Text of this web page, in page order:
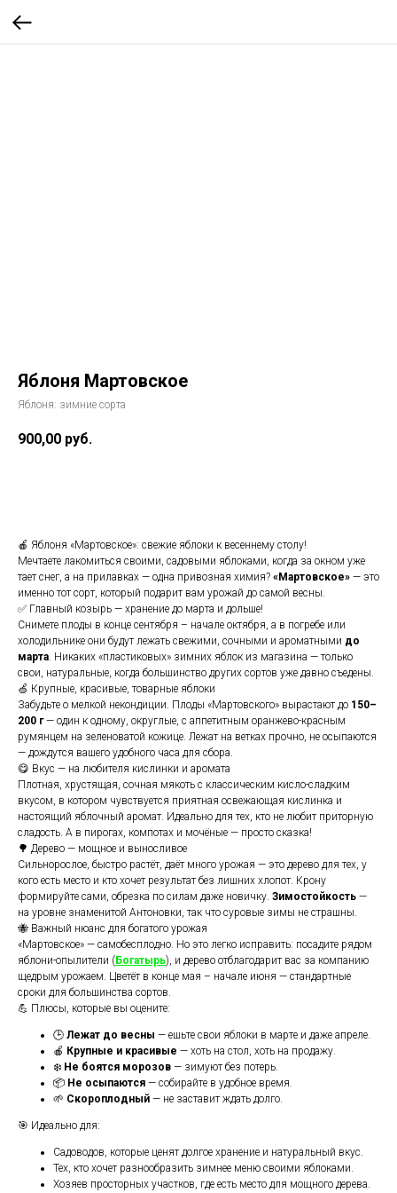
Яблоня Мартовское
Яблоня: зимние сорта
900,00 руб.
🍎 Яблоня «Мартовское»: свежие яблоки к весеннему столу!
Мечтаете лакомиться своими, садовыми яблоками, когда за окном уже
тает снег, а на прилавках — одна привозная химия? «Мартовское» — это
именно тот сорт, который подарит вам урожай до самой весны.
✅ Главный козырь — хранение до марта и дольше!
Снимете плоды в конце сентября – начале октября, а в погребе или
холодильнике они будут лежать свежими, сочными и ароматными до
марта. Никаких «пластиковых» зимних яблок из магазина — только
свои, натуральные, когда большинство других сортов уже давно съедены.
🍏 Крупные, красивые, товарные яблоки
Забудьте о мелкой некондиции. Плоды «Мартовского» вырастают до 150–
200 г— один к одному, округлые, с аппетитным оранжево-красным
румянцем на зеленоватой кожице. Лежат на ветках прочно, не осыпаются
— дождутся вашего удобного часа для сбора.
😋 Вкус — на любителя кислинки и аромата
Плотная, хрустящая, сочная мякоть с классическим кисло-сладким
вкусом, в котором чувствуется приятная освежающая кислинка и
настоящий яблочный аромат. Идеально для тех, кто не любит приторную
сладость. А в пирогах, компотах и мочёные — просто сказка!
🌳 Дерево — мощное и выносливое
Сильнорослое, быстро растёт, даёт много урожая — это дерево для тех, у
кого есть место и кто хочет результат без лишних хлопот. Крону
формируйте сами, обрезка по силам даже новичку. Зимостойкость —
на уровне знаменитой Антоновки, так что суровые зимы не страшны.
🐝 Важный нюанс для богатого урожая
«Мартовское» — самобесплодно. Но это легко исправить: посадите рядом
яблони-опылители ( Богатырь), и дерево отблагодарит вас за компанию
щедрым урожаем. Цветёт в конце мая – начале июня — стандартные
сроки для большинства сортов.
💪 Плюсы, которые вы оцените:
🕒 Лежат до весны — ешьте свои яблоки в марте и даже апреле.
🍎 Крупные и красивые — хоть на стол, хоть на продажу.
❄️ Не боятся морозов — зимуют без потерь.
📦 Не осыпаются — собирайте в удобное время.
🌱 Скороплодный — не заставит ждать долго.
🎯 Идеально для:
Садоводов, которые ценят долгое хранение и натуральный вкус.
Тех, кто хочет разнообразить зимнее меню своими яблоками.
Хозяев просторных участков, где есть место для мощного дерева.